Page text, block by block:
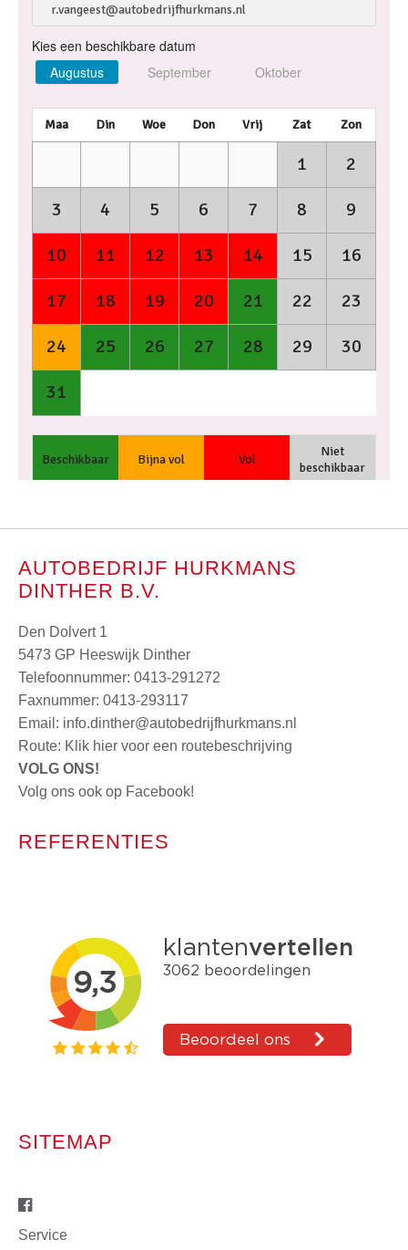
AUTOBEDRIJF HURKMANS
DINTHER B.V.
Den Dolvert 1
5473 GP Heeswijk Dinther
Telefoonnummer: 0413-291272
Faxnummer: 0413-293117
Email: info.dinther@autobedrijfhurkmans.nl
Route: Klik hier voor een routebeschrijving
VOLG ONS!
Volg ons ook op Facebook!
REFERENTIES
SITEMAP
Service